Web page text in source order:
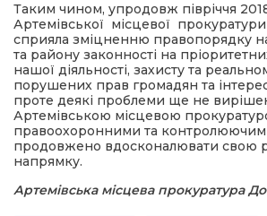
Таким чином, упродовж півріччя
Артемівської місцевої
сприяла зміцненню правопорядку на
та району законності на
нашої діяльності, захисту та
порушених прав громадян та
проте деякі проблеми ще не
Артемівською місцевою
правоохоронними та
продовжено вдосконалювати свою
напрямку.
Артемівська місцева прокуратура